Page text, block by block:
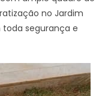
no Jardim
segurança e